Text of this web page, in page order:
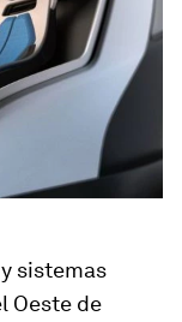
sistemas
Oeste de